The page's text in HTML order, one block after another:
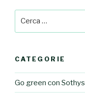
CATEGORIE
Go green con Sothys